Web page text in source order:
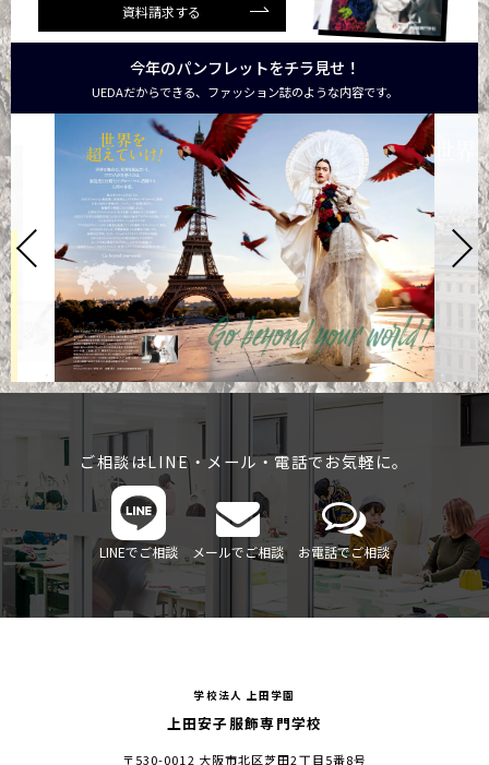
資料請求する
今年のパンフレットをチラ見せ！
UEDAだからできる、ファッション誌のような内容です。
ご相談はLINE・メール・電話でお気軽に。
LINEでご相談 メールでご相談 お電話でご相談
学校法人 上田学園
上田安子服飾専門学校
〒530-0012 大阪市北区芝田2丁目5番8号